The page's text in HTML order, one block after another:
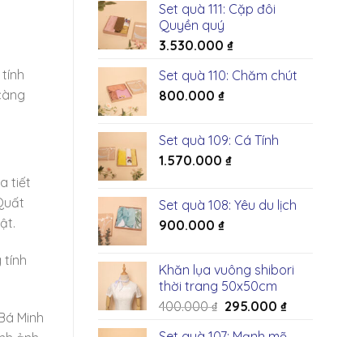
Set quà 111: Cặp đôi
Quyền quý
3.530.000 ₫
Set quà 110: Chăm chút
800.000 ₫
Set quà 109: Cá Tính
1.570.000 ₫
Set quà 108: Yêu du lịch
900.000 ₫
Khăn lụa vuông shibori
thời trang 50x50cm
400.000₫ Giá
295.000 ₫Giá
tiết
tính
Minh